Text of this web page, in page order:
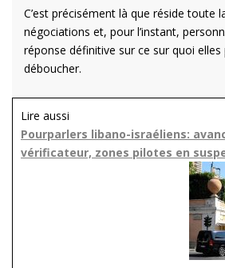
C’est précisément là que réside toute
négociations et, pour l’instant,
réponse définitive sur ce sur quoi
déboucher.
Lire aussi
Pourparlers libano-israéliens:
vérificateur, zones pilotes en